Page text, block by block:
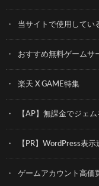
当サイトで使用してい
おすすめ無料ゲームサ
楽天 X GAME特集
【AP】無課金でジェ
【PR】WordPress表
ゲームアカウント高価